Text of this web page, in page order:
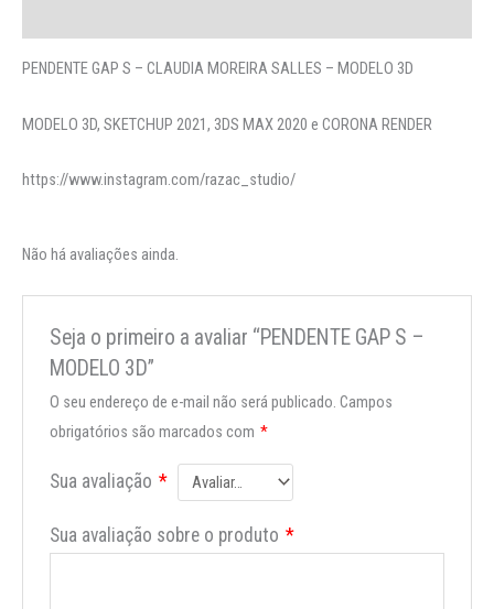
PENDENTE GAP S – CLAUDIA MOREIRA SALLES – MODELO 3D
MODELO 3D, SKETCHUP 2021, 3DS MAX 2020 e CORONA RENDER
https://www.instagram.com/razac_studio/
Não há avaliações ainda.
Seja o primeiro a avaliar “PENDENTE GAP S –
MODELO 3D”
O seu endereço de e-mail não será publicado. Campos
obrigatórios são marcados com *
Sua avaliação *
Sua avaliação sobre o produto *